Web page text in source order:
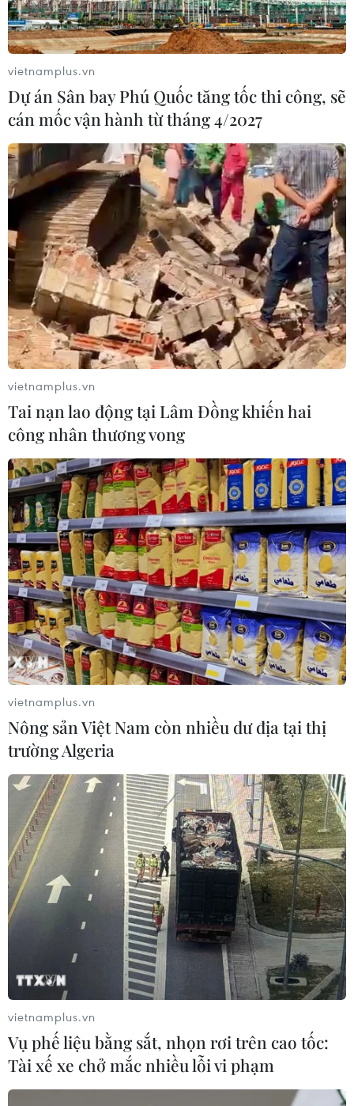
TIN CÙNG CHUYÊN MỤC
vietnamplus.vn
Dự án Sân bay Phú Quốc tăng tốc thi công, sẽ
cán mốc vận hành từ tháng 4/2027
vietnamplus.vn
Tai nạn lao động tại Lâm Đồng khiến hai
công nhân thương vong
vietnamplus.vn
Nông sản Việt Nam còn nhiều dư địa tại thị
trường Algeria
vietnamplus.vn
Vụ phế liệu bằng sắt, nhọn rơi trên cao tốc:
Tài xế xe chở mắc nhiều lỗi vi phạm